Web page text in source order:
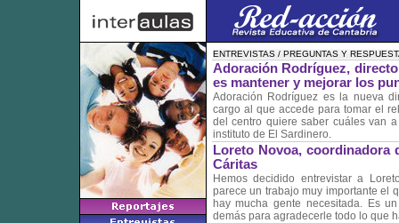
ENTREVISTAS / PREGUNTAS Y
Adoración Rodríguez,
es mantener y mejorar los
Adoración Rodríguez es la nueva
cargo al que accede para tomar el
del centro quiere saber cuáles van
instituto de El Sardinero.
Loreto Novoa, coordinadora
Cáritas
Hemos decidido entrevistar a
parece un trabajo muy importante el
hay mucha gente necesitada. Es
demás para agradecerle todo lo que